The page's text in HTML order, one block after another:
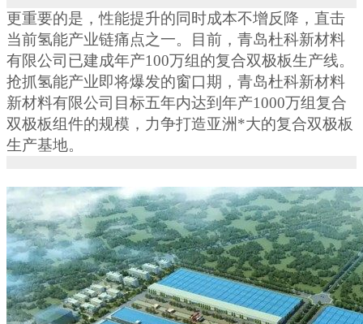
更重要的是，性能提升的同时成本不增反降，直击
当前氢能产业链痛点之一。目前，青岛杜科新材料
有限公司已建成年产100万组的复合双极板生产线。
抢抓氢能产业即将爆发的窗口期，青岛杜科新材料
新材料有限公司目标五年内达到年产1000万组复合
双极板组件的规模，力争打造亚洲*大的复合双极板
生产基地。